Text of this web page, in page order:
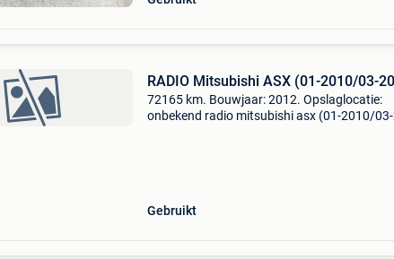
RADIO Mitsubishi ASX (01-2010/03-
72165 km. Bouwjaar: 2012. Opslaglocatie:
onbekend radio mitsubishi asx (01-2010/
Gebruikt